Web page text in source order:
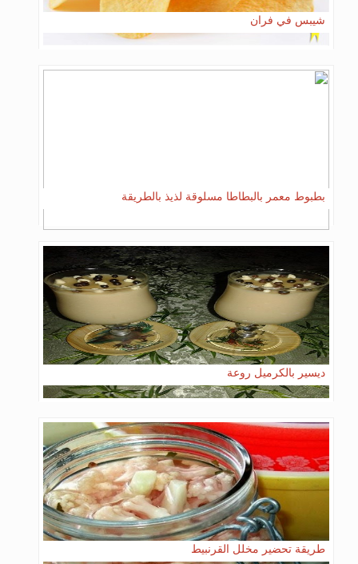
شيبس في فران
بطبوط معمر بالبطاطا مسلوقة لذيذ بالطريقة
ديسير بالكرميل روعة
طريقة تحضير مخلل القرنبيط